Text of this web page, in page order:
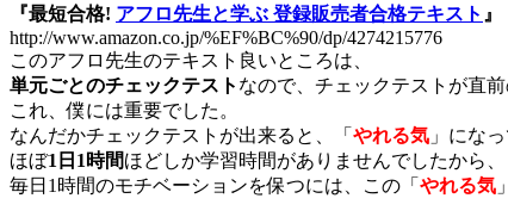
『最短合格! アフロ先生と学ぶ 登録販売者合格テキスト 』
http://www.amazon.co.jp/%EF%BC%90/dp/4274215776
このアフロ先生のテキスト良いところは、
単元ごとのチェックテスト なので、チェックテストが直
これ、僕には重要でした。
なんだかチェックテストが出来ると、「 やれる気 」にな
ほぼ1日1時間ほどしか学習時間がありませんでしたから、
毎日1時間のモチベーションを保つには、この「 やれる気